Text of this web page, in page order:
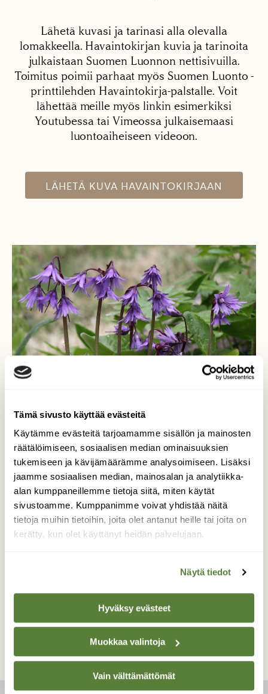
Tämä sivusto käyttää evästeitä
Käytämme evästeitä tarjoamamme sisällön ja mainosten
räätälöimiseen, sosiaalisen median ominaisuuksien
tukemiseen ja kävijämäärämme analysoimiseen. Lisäksi
jaamme sosiaalisen median, mainosalan ja analytiikka-
alan kumppaneillemme tietoja siitä, miten käytät
sivustoamme. Kumppanimme voivat yhdistää näitä
tietoja muihin tietoihin, joita olet antanut heille tai joita on
kerätty, kun olet käyttänyt heidän palvelujaan.
Näytä tiedot
Hyväksy evästeet
Muokkaa valintoja
Vain välttämättömät
Lähetä kuvasi ja tarinasi alla olevalla
lomakkeella. Havaintokirjan kuvia ja tarinoita
julkaistaan Suomen Luonnon nettisivuilla.
Toimitus poimii parhaat myös Suomen Luonto -
printtilehden Havaintokirja-palstalle. Voit
lähettää meille myös linkin esimerkiksi
Youtubessa tai Vimeossa julkaisemaasi
luontoaiheiseen videoon.
LÄHETÄ KUVA HAVAINTOKIRJAAN
Metsäalppikello
Tämä kasvi on tullut Mustialaan ja
Aulangolle keskieuroopasta tuotujen
jalopuiden juuriston mullan mukana
siemeninä.